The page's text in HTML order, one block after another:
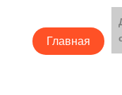
Главная